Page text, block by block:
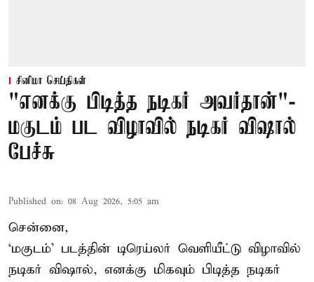
சினிமா செய்திகள்
"எனக்கு பிடித்த நடிகர் அவர்தான்"-
மகுடம் பட விழாவில் நடிகர் விஷால்
பேச்சு
Published on: 08 Aug 2026, 5:05 am
சென்னை,
‘மகுடம்’ படத்தின் டிரெய்லர் வெளியீட்டு விழாவில்
நடிகர் விஷால், எனக்கு மிகவும் பிடித்த நடிகர்